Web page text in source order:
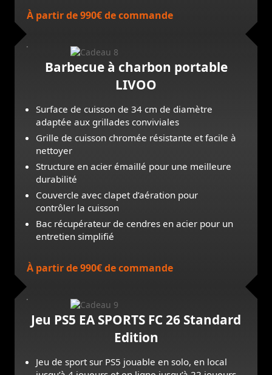
À partir de 990€ de commande
Barbecue à charbon portable
LIVOO
Surface de cuisson de 34 cm de diamètre
adaptée aux grillades conviviales
Grille de cuisson chromée résistante et facile à
nettoyer
Structure en acier émaillé pour une meilleure
durabilité
Couvercle avec clapet d’aération pour
contrôler la cuisson
Bac récupérateur de cendres en acier pour un
entretien simplifié
À partir de 990€ de commande
Jeu PS5 EA SPORTS FC 26 Standard
Edition
Jeu de sport sur PS5 jouable en solo, en local